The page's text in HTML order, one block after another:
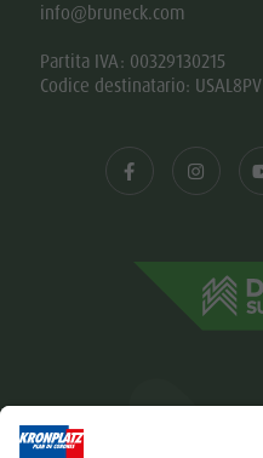
info@bruneck.com
Partita IVA: 00329130215
Codice destinatario: USAL8PV